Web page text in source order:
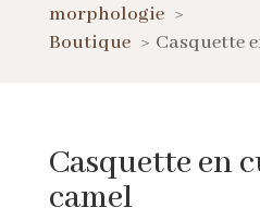
morphologie
Boutique
Casquette
Casquette en
camel